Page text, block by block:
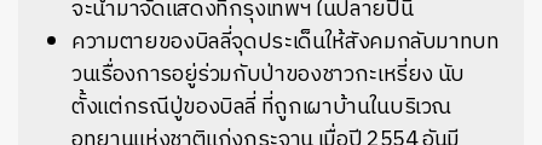
จะนำมาจัดแสดงที่กรุงเทพฯ ในปลายปีนี้
ความตายของบิลลี่จุดประเด็นให้สังคมกลับมาทบท
วนเรื่องการอยู่ร่วมกับป่าของชาวกะเหรี่ยง นับ
ตั้งแต่กรณีปู่ของบิลลี่ ที่ถูกเผาบ้านในบริเวณ